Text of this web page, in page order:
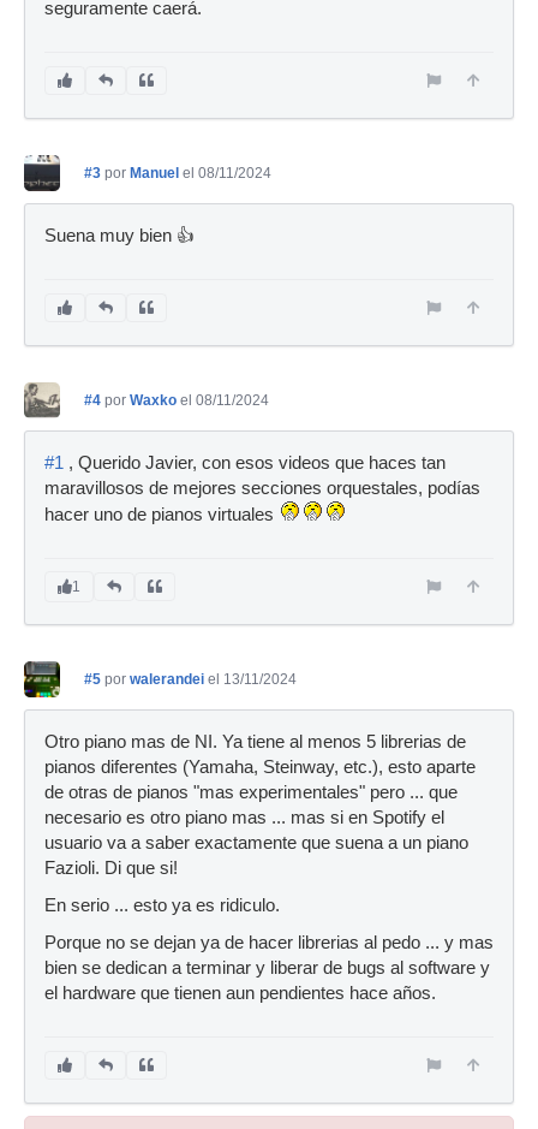
seguramente caerá.
#3 por Manuel el 08/11/2024
Suena muy bien 👍
#4 por Waxko el 08/11/2024
#1 , Querido Javier, con esos videos que haces tan
maravillosos de mejores secciones orquestales, podías
hacer uno de pianos virtuales
1
#5 por walerandei el 13/11/2024
Otro piano mas de NI. Ya tiene al menos 5 librerias de
pianos diferentes (Yamaha, Steinway, etc.), esto aparte
de otras de pianos "mas experimentales" pero ... que
necesario es otro piano mas ... mas si en Spotify el
usuario va a saber exactamente que suena a un piano
Fazioli. Di que si!
En serio ... esto ya es ridiculo.
Porque no se dejan ya de hacer librerias al pedo ... y mas
bien se dedican a terminar y liberar de bugs al software y
el hardware que tienen aun pendientes hace años.